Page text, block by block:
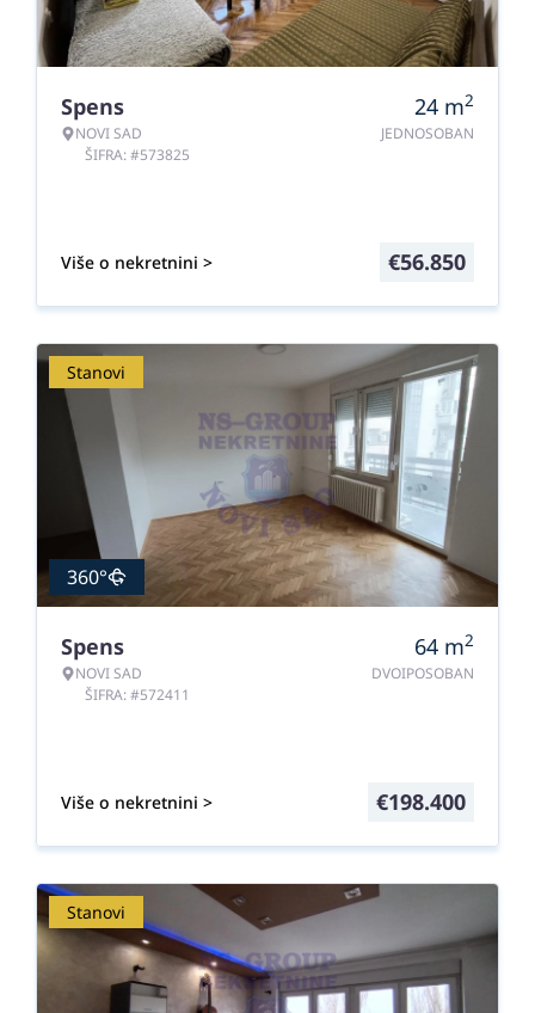
Spens
NOVI SAD
ŠIFRA: #573825
24 m2
JEDNOSOBAN
Više o nekretnini > €56.850
Stanovi
360°
Spens
NOVI SAD
ŠIFRA: #572411
64 m2
DVOIPOSOBAN
Više o nekretnini > €198.400
Stanovi